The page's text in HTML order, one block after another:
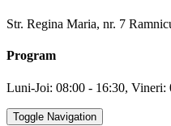
Str. Regina Maria, nr. 7
Program
Luni-Joi: 08:00 - 16:30, Vineri:
Toggle Navigation